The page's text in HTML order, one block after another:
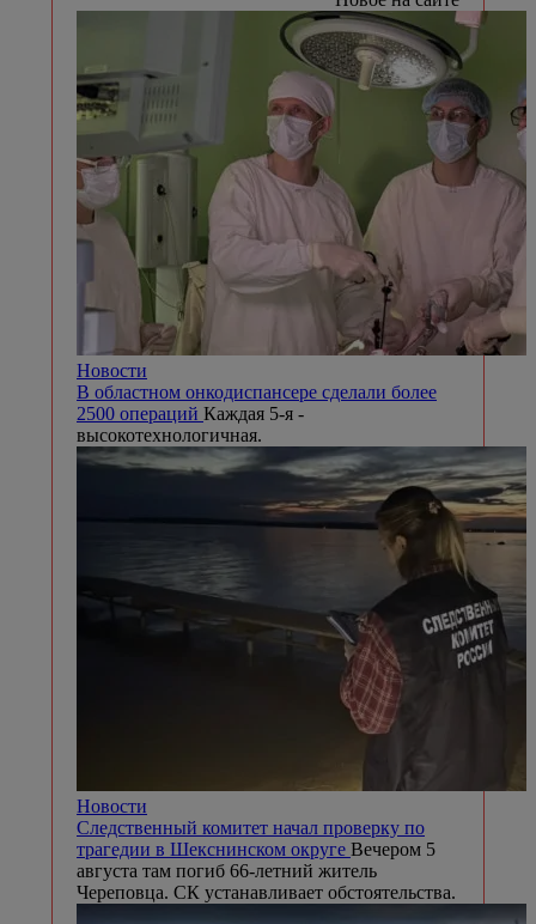
Новости
В областном онкодиспансере сделали более
2500 операций Каждая 5-я -
высокотехнологичная.
Новости
Следственный комитет начал проверку по
трагедии в Шекснинском округе Вечером 5
августа там погиб 66-летний житель
Череповца. СК устанавливает обстоятельства.